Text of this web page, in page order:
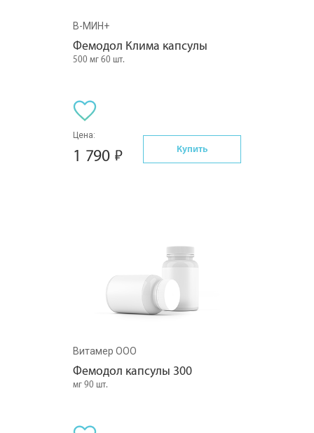
В-МИН+
Фемодол Клима капсулы
500 мг 60 шт.
Цена:
1 790 Купить
Витамер ООО
Фемодол капсулы 300
мг 90 шт.